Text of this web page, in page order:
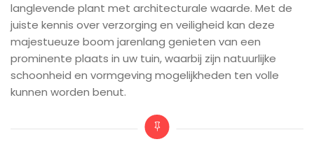
langlevende plant met architecturale waarde. Met de
juiste kennis over verzorging en veiligheid kan deze
majestueuze boom jarenlang genieten van een
prominente plaats in uw tuin, waarbij zijn natuurlijke
schoonheid en vormgeving mogelijkheden ten volle
kunnen worden benut.